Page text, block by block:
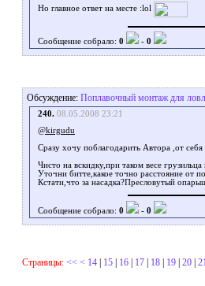
Но главное ответ на месте
Сообщение собрало: 0 - 0
Обсуждение: Поплавочный монтаж для
240. 08.05.2008 23:21
@kirgudu
Сразу хочу поблагодарить Автора ,от себя
Чисто на вскидку,при таком весе
Уточни битте,какое точно расстояние от
Кстати,что за насадка?Пресловутый
Сообщение собрало: 0 - 0
Страницы: << < 14 | 15 | 16 | 17 | 18 | 19 | 20 | 21